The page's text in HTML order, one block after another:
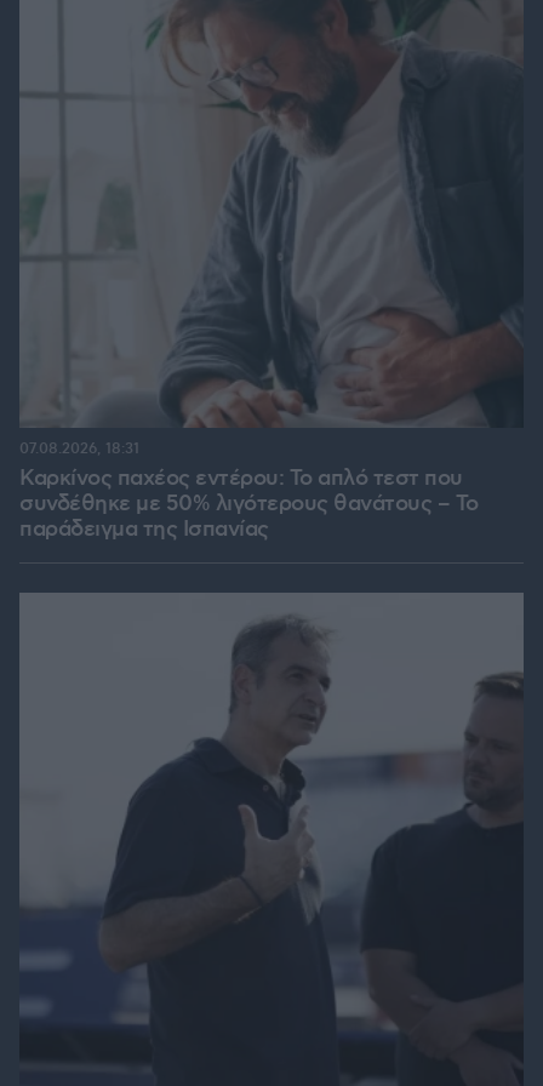
Καρκίνος παχέος εντέρου: Το απλό τεστ που
συνδέθηκε με 50% λιγότερους θανάτους – Το
παράδειγμα της Ισπανίας
07.08.2026, 18:31